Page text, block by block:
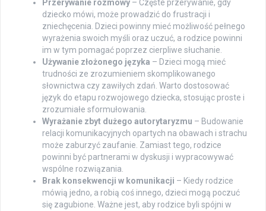
Przerywanie rozmowy – Częste przerywanie, gdy
dziecko mówi, może prowadzić do frustracji i
zniechęcenia. Dzieci powinny mieć możliwość pełnego
wyrażenia swoich myśli oraz uczuć, a rodzice powinni
im w tym pomagać poprzez cierpliwe słuchanie.
Używanie złożonego języka – Dzieci mogą mieć
trudności ze zrozumieniem skomplikowanego
słownictwa czy zawiłych zdań. Warto dostosować
język do etapu rozwojowego dziecka, stosując proste i
zrozumiałe sformułowania.
Wyrażanie zbyt dużego autorytaryzmu – Budowanie
relacji komunikacyjnych opartych na obawach i strachu
może zaburzyć zaufanie. Zamiast tego, rodzice
powinni być partnerami w dyskusji i wypracowywać
wspólne rozwiązania.
Brak konsekwencji w komunikacji – Kiedy rodzice
mówią jedno, a robią coś innego, dzieci mogą poczuć
się zagubione. Ważne jest, aby rodzice byli spójni w